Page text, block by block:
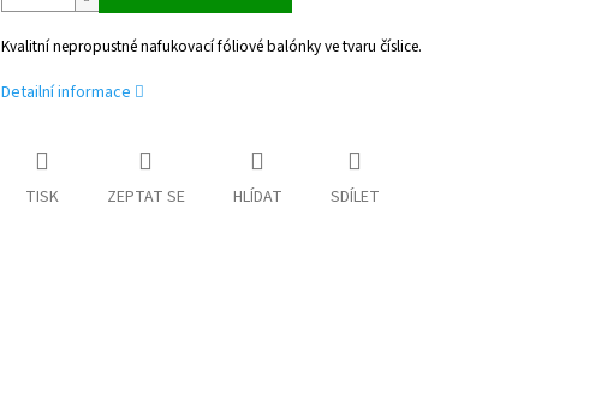
Kvalitní nepropustné nafukovací fóliové balónky ve tvaru číslice.
Detailní informace
TISK ZEPTAT SE HLÍDAT SDÍLET